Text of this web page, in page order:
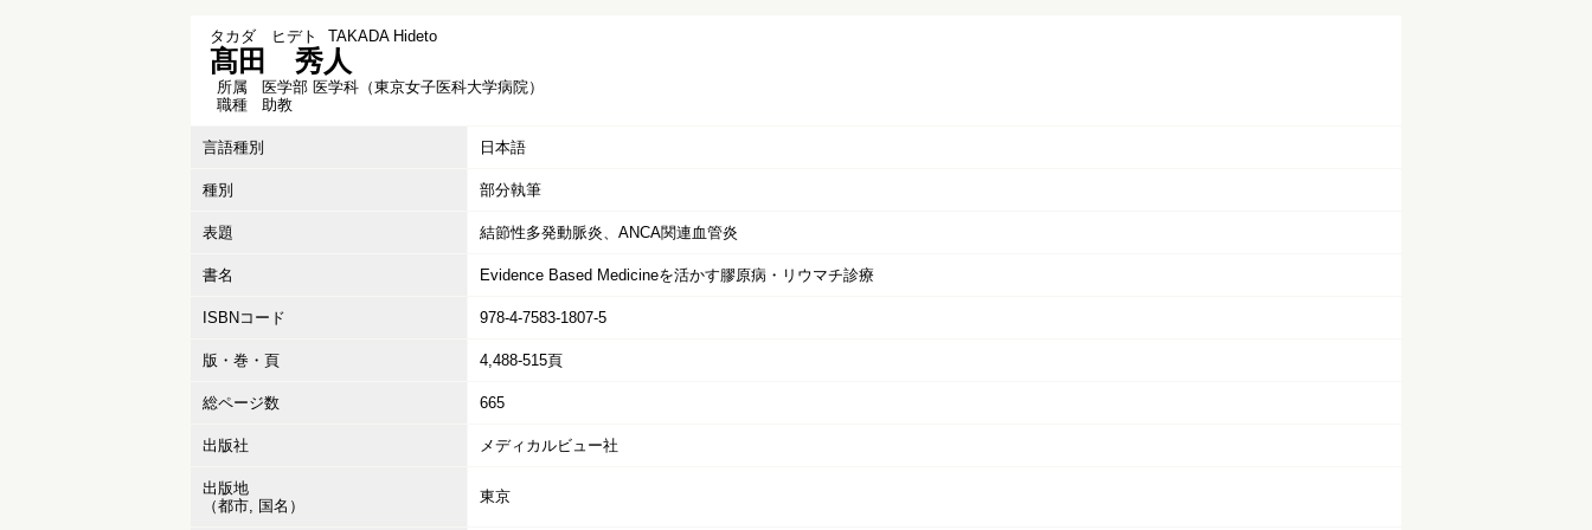
タカダ ヒデト TAKADA Hideto
髙田 秀人
所属
医学部 医学科（東京女子医科大学病院）
職種
助教
言語種別 日本語
種別 部分執筆
表題 結節性多発動脈炎、ANCA関連血管炎
書名 Evidence Based Medicineを活かす膠原病・リウマチ診療
ISBNコード 978-4-7583-1807-5
版・巻・頁 4,488-515頁
総ページ数 665
出版社 メディカルビュー社
出版地
（都市, 国名）
東京